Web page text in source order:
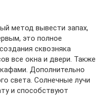
метод вывести запах,
это полное
сквозняка
все окна и двери. Также
Дополнительно
света. Солнечные лучи
и способствуют